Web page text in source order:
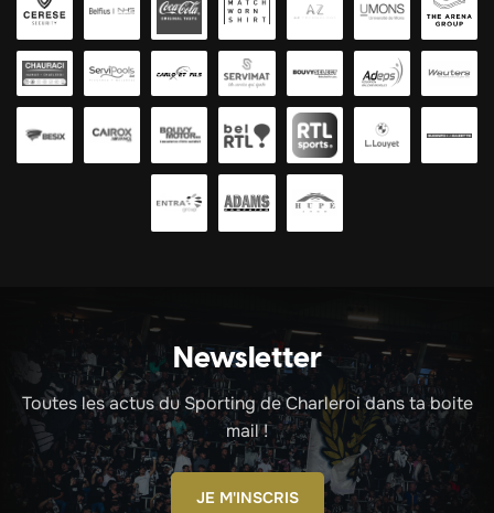
Newsletter
Toutes les actus du Sporting de Charleroi dans ta boite
mail !
JE M'INSCRIS